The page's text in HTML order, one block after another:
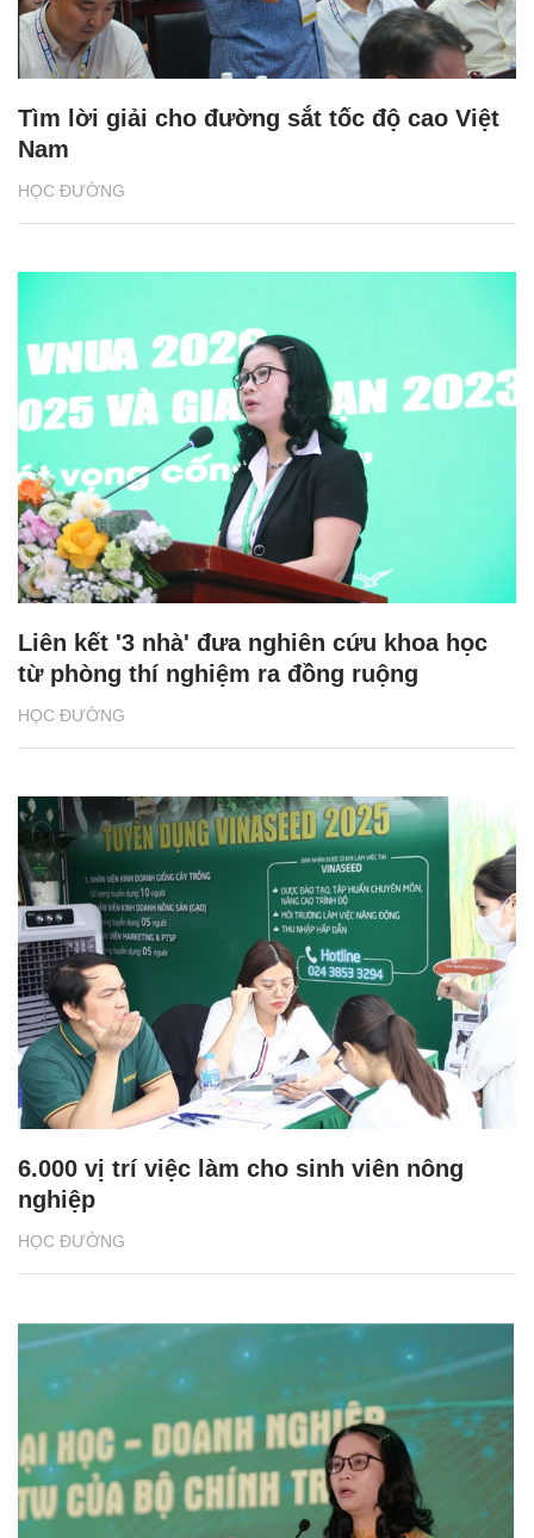
HỌC ĐƯỜNG
Tìm lời giải cho đường sắt tốc độ cao Việt
Nam
HỌC ĐƯỜNG
Liên kết '3 nhà' đưa nghiên cứu khoa học
từ phòng thí nghiệm ra đồng ruộng
HỌC ĐƯỜNG
6.000 vị trí việc làm cho sinh viên nông
nghiệp